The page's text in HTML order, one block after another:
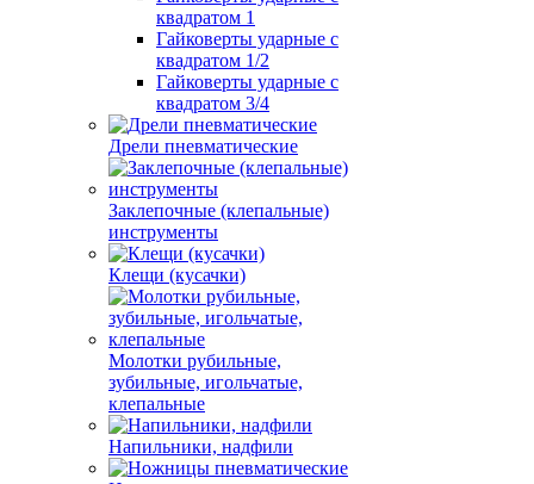
квадратом 1
Гайковерты ударные с
квадратом 1/2
Гайковерты ударные с
квадратом 3/4
Дрели пневматические
Заклепочные (клепальные)
инструменты
Клещи (кусачки)
Молотки рубильные,
зубильные, игольчатые,
клепальные
Напильники, надфили